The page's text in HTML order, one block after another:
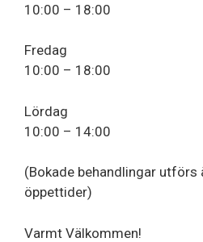
10:00 – 18:00
Fredag
10:00 – 18:00
Lördag
10:00 – 14:00
(Bokade behandlingar utförs
öppettider)
Varmt Välkommen!